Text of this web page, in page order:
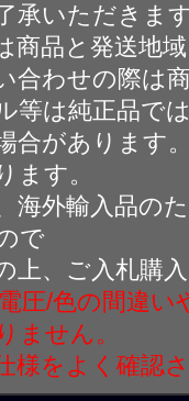
承いただきま
商品と発送地
合わせの際は
等は純正品で
合があります
ます。
海外輸入品の
で
上、ご入札購
電圧/色の間違
ません。
様をよく確認